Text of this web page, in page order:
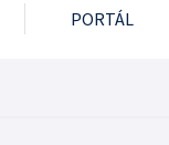
PORTÁL